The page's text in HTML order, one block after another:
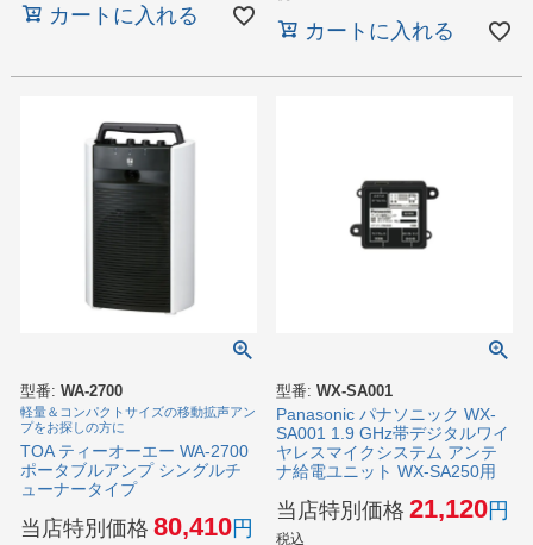
カートに入れる
カートに入れる
型番: WA-2700
軽量＆コンパクトサイズの移動拡声アン
プをお探しの方に
TOA ティーオーエー WA-2700
ポータブルアンプ シングルチ
ューナータイプ
当店特別価格 80,410
型番: WX-SA001
Panasonic パナソニック WX-
SA001 1.9 GHz帯デジタルワイ
ヤレスマイクシステム アンテ
ナ給電ユニット WX-SA250用
当店特別価格 21,120
税込